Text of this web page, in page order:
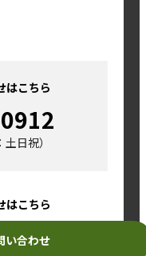
はこちら
日祝）
はこちら
い合わせ